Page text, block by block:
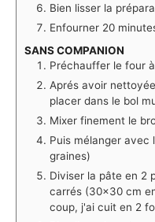
Bien lisser la
Enfourner 20
SANS COMPANION
Préchauffer le four à
Aprés avoir
placer dans le bol
Mixer finement le
Puis mélanger avec
graines)
Diviser la pâte en 2
carrés (30x30 cm
coup, j'ai cuit en 2